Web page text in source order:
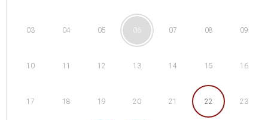
03 04 05 06 07 08 09
10 11 12 13 14 15 16
17 18 19 20 21 22 23